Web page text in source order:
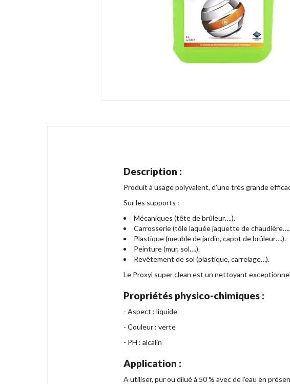
Description :
Produit à usage polyvalent, d’une très grande
Sur les supports :
Mécaniques (tête de brûleur….).
Carrosserie (tôle laquée jaquette de
Plastique (meuble de jardin, capot de brûleur….).
Peinture (mur, sol….).
Revêtement de sol (plastique, carrelage…).
Le Proxyl super clean est un nettoyant
Propriétés physico-chimiques :
- Aspect : liquide
- Couleur : verte
- PH : alcalin
Application :
A utiliser, pur ou dilué à 50 % avec de l’eau en